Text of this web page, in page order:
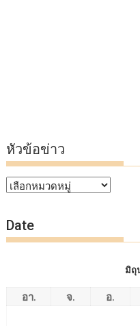
หัวข้อข่าว
หัวข้อ
Date
มิถุ
อา. จ. อ.